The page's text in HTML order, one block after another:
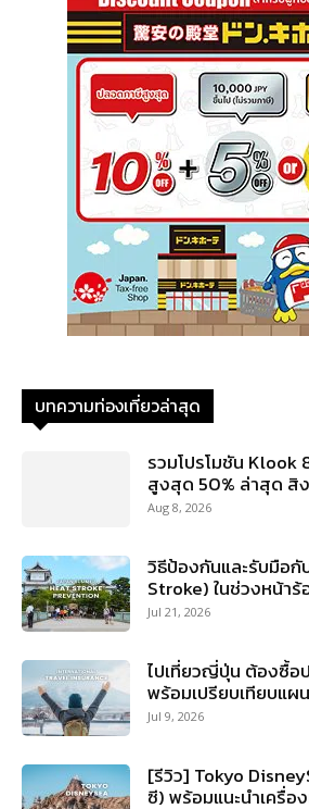
บทความท่องเที่ยวล่าสุด
รวมโปรโมชัน
สูงสุด 50% ล่าสุด สิ
Aug 8, 2026
วิธีป้องกันและรับมือ
Stroke) ในช่วงหน้า
Jul 21, 2026
ไปเที่ยวญี่ปุ่น ต้องซื้อ
พร้อมเปรียบเทียบแผ
Jul 9, 2026
[รีวิว] Tokyo
ซี) พร้อมแนะนำเครื่อ